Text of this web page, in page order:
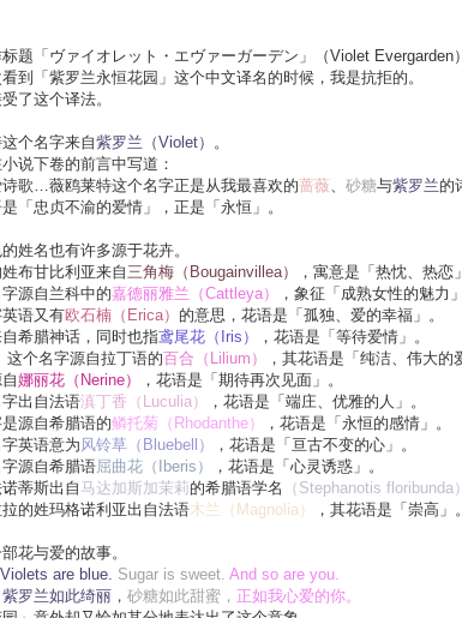
题「ヴァイオレット・エヴァーガーデン」（Violet Evergarden
到「紫罗兰永恒花园」这个中文译名的时候，我是抗拒的。
了这个译法。
个名字来自紫罗兰（Violet） 。
说下卷的前言中写道：
诗歌…薇鸥莱特这个名字正是从我最喜欢的蔷薇、 砂糖与紫罗兰的
「忠贞不渝的爱情」，正是「永恒」。
姓名也有许多源于花卉。
布甘比利亚来自三角梅（Bougainvillea）
，寓意是「热忱、热恋
源自兰科中的嘉德丽雅兰（Cattleya）
，象征「成熟女性的魅力」
语又有欧石楠（Erica） 的意思，花语是「孤独、爱的幸福」。
希腊神话，同时也指鸢尾花（Iris）
，花语是「等待爱情」。
这个名字源自拉丁语的百合（Lilium）
，其花语是「纯洁、伟大的
娜丽花（Nerine）
，花语是「期待再次见面」。
出自法语滇丁香（Luculia）
，花语是「端庄、优雅的人」。
源自希腊语的鳞托菊（Rhodanthe）
，花语是「永恒的感情」。
英语意为风铃草（Bluebell）
，花语是「亘古不变的心」。
源自希腊语屈曲花（Iberis）
，花语是「心灵诱惑」。
蒂斯出自 马达加斯加茉莉的希腊语学名 （Stephanotis floribunda）
的姓玛格诺利亚出自法语木兰（Magnolia） ，其花语是「崇高」。
花与爱的故事。
Violets are blue. Sugar is sweet. And so are you.
紫罗兰如此绮丽， 砂糖如此甜蜜， 正如我心爱的你。